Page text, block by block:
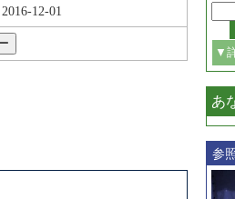
2016-12-01
▼
あ
参